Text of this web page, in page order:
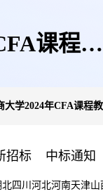
课程教
大学2024年CFA课程
招标 中标通知
北四川 河北河南天津山